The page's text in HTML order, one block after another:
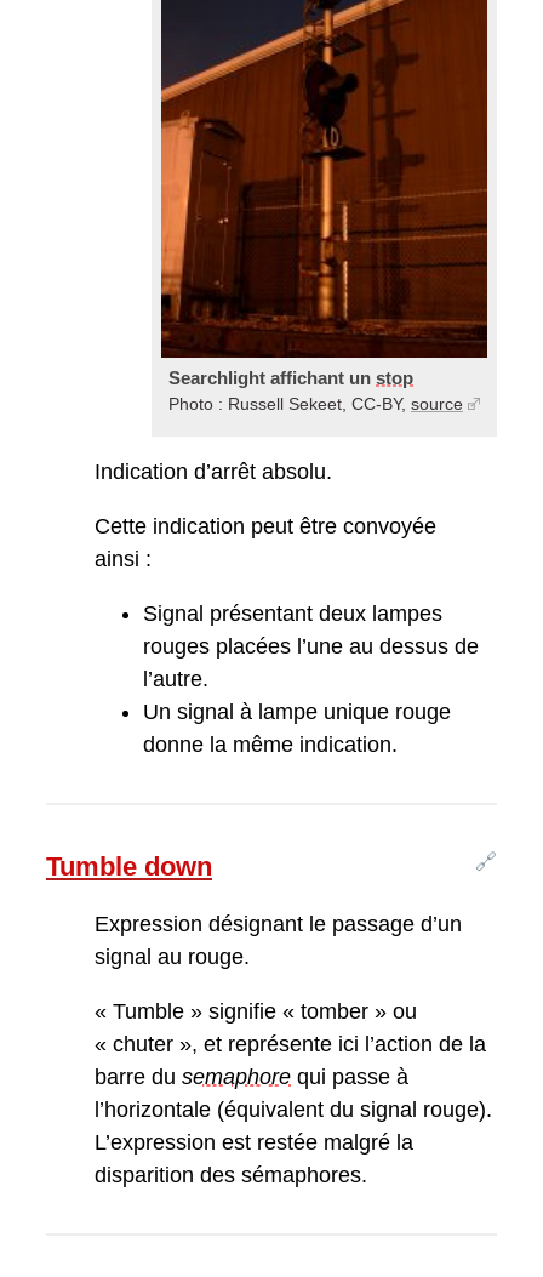
Searchlight affichant un stop
Photo : Russell Sekeet, CC-BY, source
Indication d’arrêt absolu.
Cette indication peut être convoyée
ainsi :
Signal présentant deux lampes
rouges placées l’une au dessus de
l’autre.
Un signal à lampe unique rouge
donne la même indication.
🔗
Tumble down
Expression désignant le passage d’un
signal au rouge.
« Tumble » signifie « tomber » ou
« chuter », et représente ici l’action de la
barre du semaphore qui passe à
l’horizontale (équivalent du signal rouge).
L’expression est restée malgré la
disparition des sémaphores.